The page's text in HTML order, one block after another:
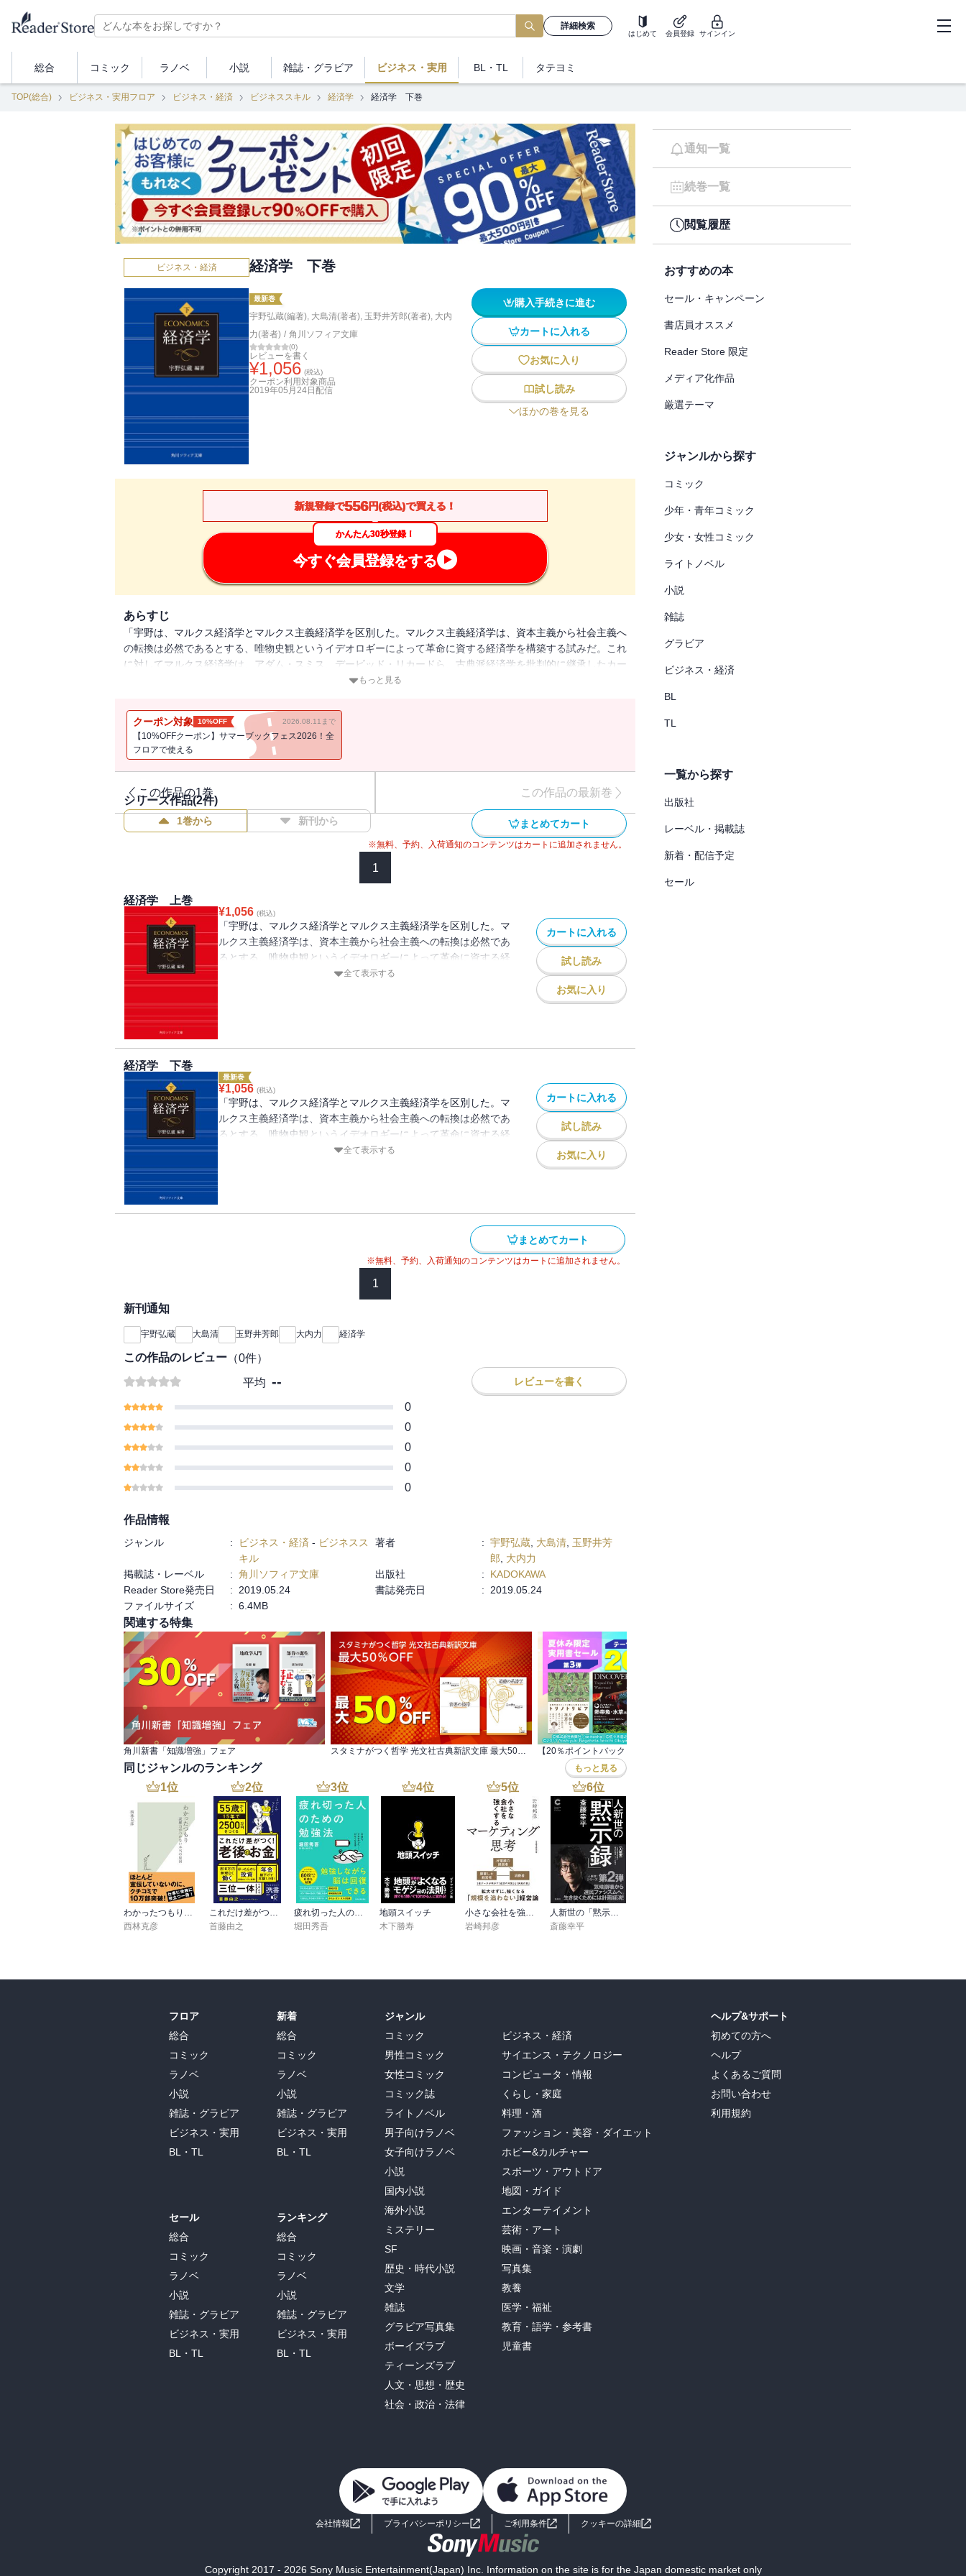
詳細検索
はじめて 会員登録 サインイン
総合 コミック ラノベ 小説 雑誌・ グラビア ビジネス ・実用 BL・TL タテヨミ
TOP(総合) ビジネス・実用フロア ビジネス・経済 ビジネススキル 経済学 経済学 下巻
ビジネス・経済 経済学 下巻
最新巻
宇野弘蔵(編著), 大島清(著者), 玉野井芳郎(著者), 大内
力(著者) / 角川ソフィア文庫
(0)
レビューを書く
¥1,056 (税込)
クーポン利用対象商品
2019年05月24日 配信
購入手続きに進む
カートに入れる
お気に入り
試し読み
ほかの巻を見る
新規登録で556円(税込)で買える！
かんたん30秒登録！
今すぐ会員登録をする
あらすじ
「宇野は、マルクス経済学とマルクス主義経済学を区別した。マルクス主義経済学は、資本主義から社会主義へ
の転換は必然であるとする、唯物史観というイデオロギーによって革命に資する経済学を構築する試みだ。これ
に対してマルクス経済学は、アダム・スミス、デービッド・リカードら、古典派経済学を批判的に継承したカー
ル・マルクスが、『資本論』で展開した理論を基礎にして資本主義の内在的論理をとらえる体系知
義社会。経済学はその構造を解明するべく発展してきた。経済学の基礎だけでなく、、資本主義の理解には必須
の宇野理論をも学べる不朽の入門書。下巻では、上巻で解説された原理論、段階論と経済学説史を踏まえ、マル
クスの経済学の解説から入り、現状分析となる日本経済論が展開される。※本書は1956年3月（上巻）、4月
（下巻）に角川全書から刊行された作品を復刊し、図表を再作成し、解説を加えたものです。底本には1967年
の第18版を使用しました。
もっと見る
クーポン対象 10%OFF 2026.08.11まで
【10%OFFクーポン】サマーブックフェス2026！全
フロアで使える
この作品の1巻 この作品の最新巻
シリーズ作品(2件)
1巻から 新刊から まとめてカート
※無料、予約、入荷通知のコンテンツはカートに追加されません。
1
経済学 上巻
¥1,056 (税込)
「宇野は、マルクス経済学とマルクス主義経済学を区別した。マ
ルクス主義経済学は、資本主義から社会主義への転換は必然であ
るとする、唯物史観というイデオロギーによって革命に資する経
済学を構築する試みだ。これに対してマルクス経済学は、アダ
より）日本の代表的マルクス経済学者宇野弘蔵。宇野はマルクス
離した。その上で経済学の研究を原理論、段階論、現状分析の3
段階に分けて独自の経済学を構築し、その理論は大きな影響を与
えた（宇野学派）。宇野弘蔵が宇野派を代表する研究者と共に、
大学の教養課程における経済学の入門書としてまとめたのが本書
である。数多の経済学徒を導いたロングセラーを復刊！ ※本書
全て表示する
カートに入れる
試し読み
お気に入り
経済学 下巻
最新巻
¥1,056 (税込)
「宇野は、マルクス経済学とマルクス主義経済学を区別した。マ
ルクス主義経済学は、資本主義から社会主義への転換は必然であ
るとする、唯物史観というイデオロギーによって革命に資する経
済学を構築する試みだ。これに対してマルクス経済学は、アダ
科学）である、というのが宇野の主張だ。」――佐藤優氏（解説
より）我々を取り巻く資本主義社会。経済学はその構造を解明す
るべく発展してきた。経済学の基礎だけでなく、、資本主義の理
解には必須の宇野理論をも学べる不朽の入門書。下巻では、上巻
で解説された原理論、段階論と経済学説史を踏まえ、マルクスの
刊行された作品を復刊し、図表を再作成し、解説を加えたもので
す。底本には1967年の第18版を使用しました。
全て表示する
カートに入れる
試し読み
お気に入り
まとめてカート
※無料、予約、入荷通知のコンテンツはカートに追加されません。
1
新刊通知
宇野弘蔵 大島清 玉野井芳郎 大内力 経済学
この作品のレビュー （0件）
平均 -- レビューを書く
0
0
0
0
0
作品情報
ジャンル : ビジネス・経済 - ビジネスス
キル
著者 : 宇野弘蔵 大島清 玉野井芳
郎
大内力
掲載誌・レーベル
: 角川ソフィア文庫 出版社 :
KADOKAWA
Reader Store発売日
: 2019.05.24 書誌発売日 :
2019.05.24
ファイルサイズ
: 6.4MB
関連する特集
角川新書「知識増強」フェア
同じジャンルのランキング もっと見る
1位
わかったつもり～読解力がつかない本当の原因～
西林克彦
2位
これだけ差がつく！老後のお金 55歳から15年で2500万円をつくる
首藤由之
3位
疲れ切った人のための勉強法
堀田秀吾
4位
地頭スイッチ
木下勝寿
5位
小さな会社を強くするマーケティング思考
岩崎邦彦
6位
人新世の「黙示録」（集英社シリーズ・コモン）
斎藤幸平
通知一覧
続巻一覧
閲覧履歴
おすすめの本
セール・キャンペーン
書店員オススメ
Reader Store 限定
メディア化作品
厳選テーマ
ジャンルから探す
コミック
少年・青年コミック
少女・女性コミック
ライトノベル
小説
雑誌
グラビア
ビジネス・経済
BL
TL
一覧から探す
出版社
レーベル・掲載誌
新着・配信予定
セール
フロア
総合
コミック
ラノベ
小説
雑誌・グラビア
ビジネス・実用
BL・TL
セール
総合
コミック
ラノベ
小説
雑誌・グラビア
ビジネス・実用
BL・TL
新着
総合
コミック
ラノベ
小説
雑誌・グラビア
ビジネス・実用
BL・TL
ランキング
総合
コミック
ラノベ
小説
雑誌・グラビア
ビジネス・実用
BL・TL
ジャンル
コミック
男性コミック
女性コミック
コミック誌
ライトノベル
男子向けラノベ
女子向けラノベ
小説
国内小説
海外小説
ミステリー
SF
歴史・時代小説
文学
雑誌
グラビア写真集
ボーイズラブ
ティーンズラブ
人文・思想・歴史
社会・政治・法律
ビジネス・経済
サイエンス・テクノロジー
コンピュータ・情報
くらし・家庭
料理・酒
ファッション・美容・ダイエット
ホビー&カルチャー
スポーツ・アウトドア
地図・ガイド
エンターテイメント
芸術・アート
映画・音楽・演劇
写真集
教養
医学・福祉
教育・語学・参考書
児童書
ヘルプ&サポート
初めての方へ
ヘルプ
よくあるご質問
お問い合わせ
利用規約
会社情報 プライバシーポリシー ご利用条件 クッキーの詳細
Copyright 2017 - 2026 Sony Music Entertainment(Japan) Inc. Information on the site is for the Japan domestic market only